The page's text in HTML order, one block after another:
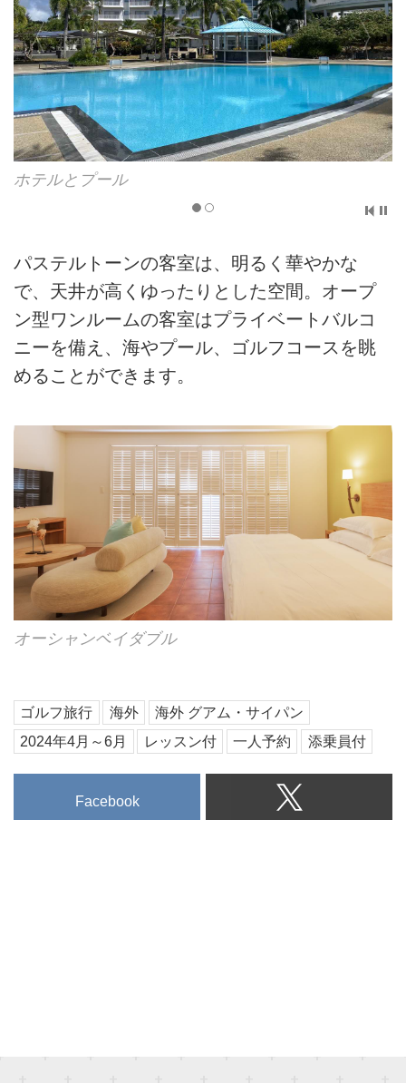
パステルトーンの客室は、明るく華やかな
で、天井が高くゆったりとした空間。オープ
ン型ワンルームの客室はプライベートバルコ
ニーを備え、海やプール、ゴルフコースを眺
めることができます。
オーシャンベイダブル
ゴルフ旅行 海外
海外 グアム・サイパン
2024年4月～6月
レッスン付 一人予約 添乗員付
Facebook